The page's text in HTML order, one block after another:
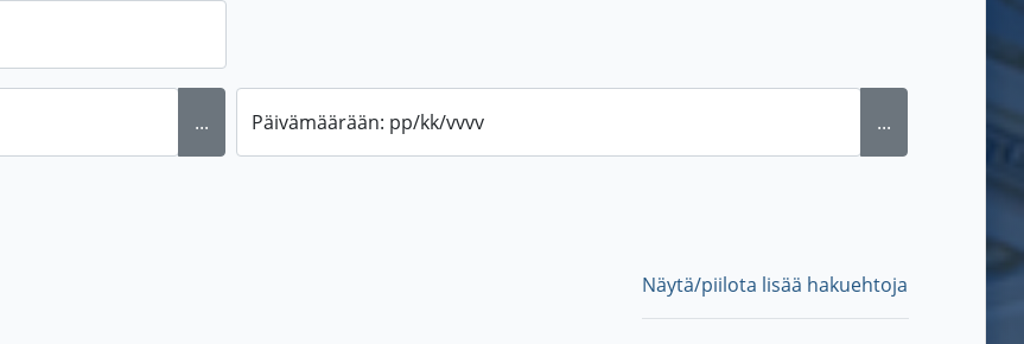
... Päivämäärään: pp/kk/vvvv ...
Näytä/piilota lisää hakuehtoja